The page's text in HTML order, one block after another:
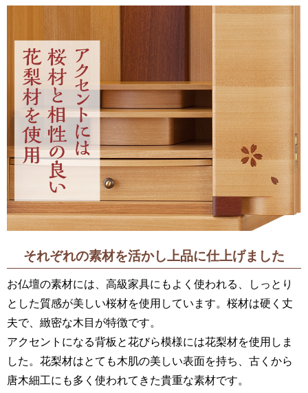
それぞれの素材を活かし上品に仕上げました
お仏壇の素材には、高級家具にもよく使われる、しっとり
とした質感が美しい桜材を使用しています。桜材は硬く丈
夫で、緻密な木目が特徴です。
アクセントになる背板と花びら模様には花梨材を使用しま
した。花梨材はとても木肌の美しい表面を持ち、古くから
唐木細工にも多く使われてきた貴重な素材です。